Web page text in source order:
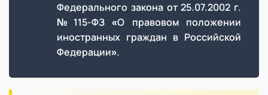
Федерального закона от 25.07.2002 г.
№115-ФЗ «О правовом положении
иностранных граждан в Российской
Федерации».